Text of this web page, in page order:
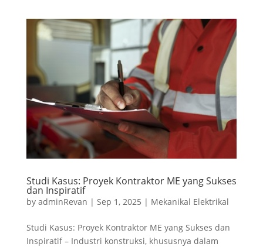
Studi Kasus: Proyek Kontraktor ME yang Sukses
dan Inspiratif
by adminRevan | Sep 1, 2025 | Mekanikal Elektrikal
Studi Kasus: Proyek Kontraktor ME yang Sukses dan
Inspiratif – Industri konstruksi, khususnya dalam